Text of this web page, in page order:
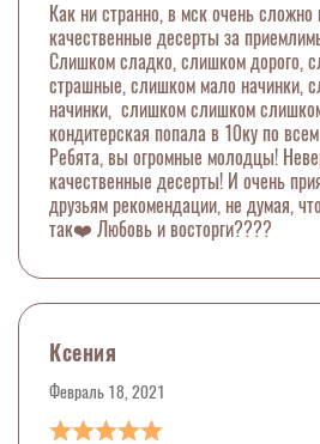
Как ни странно, в мск очень сложно
качественные десерты за
Слишком сладко, слишком дорого,
страшные, слишком мало начинки,
начинки, слишком слишком
кондитерская попала в 10ку по
Ребята, вы огромные молодцы!
качественные десерты! И очень
друзьям рекомендации, не думая,
так❤️ Любовь и восторги????
Ксения
Февраль 18, 2021